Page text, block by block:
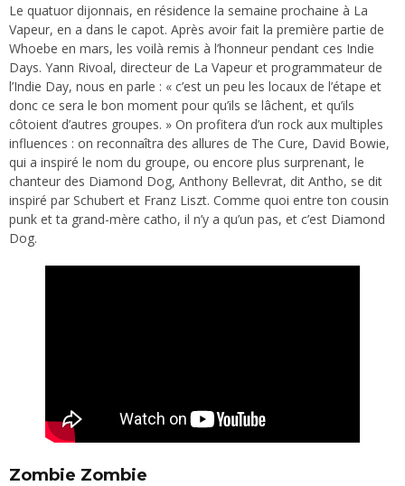
Le quatuor dijonnais, en résidence la semaine prochaine à La
Vapeur, en a dans le capot. Après avoir fait la première partie de
Whoebe en mars, les voilà remis à l’honneur pendant ces Indie
Days. Yann Rivoal, directeur de La Vapeur et programmateur de
l’Indie Day, nous en parle : « c’est un peu les locaux de l’étape et
donc ce sera le bon moment pour qu’ils se lâchent, et qu’ils
côtoient d’autres groupes. » On profitera d’un rock aux multiples
influences : on reconnaîtra des allures de The Cure, David Bowie,
qui a inspiré le nom du groupe, ou encore plus surprenant, le
chanteur des Diamond Dog, Anthony Bellevrat, dit Antho, se dit
inspiré par Schubert et Franz Liszt. Comme quoi entre ton cousin
punk et ta grand-mère catho, il n’y a qu’un pas, et c’est Diamond
Dog.
Zombie Zombie